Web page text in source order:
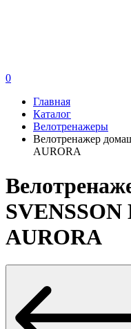
0
Главная
Каталог
Велотренажеры
Велотренажер
AURORA
AURORA